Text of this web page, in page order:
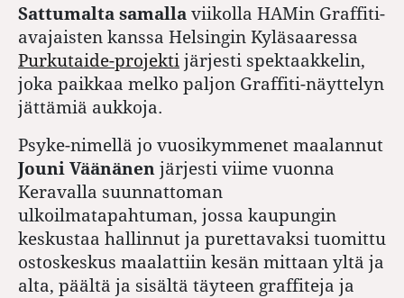
Sattumalta samalla viikolla HAMin Graffiti-
avajaisten kanssa Helsingin Kyläsaaressa
Purkutaide-projekti järjesti spektaakkelin,
joka paikkaa melko paljon Graffiti-näyttelyn
jättämiä aukkoja.
Psyke-nimellä jo vuosikymmenet maalannut
Jouni Väänänen järjesti viime vuonna
Keravalla suunnattoman
ulkoilmatapahtuman, jossa kaupungin
keskustaa hallinnut ja purettavaksi tuomittu
ostoskeskus maalattiin kesän mittaan yltä ja
alta, päältä ja sisältä täyteen graffiteja ja